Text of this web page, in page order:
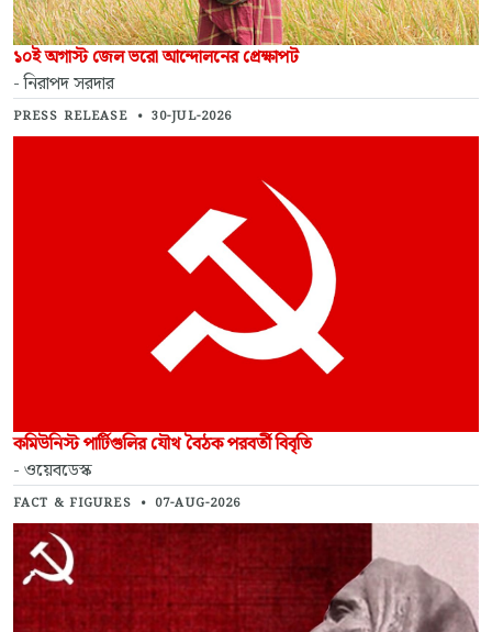
১০ই অগাস্ট জেল ভরো আন্দোলনের প্রেক্ষাপট
- নিরাপদ সরদার
PRESS RELEASE • 30-JUL-2026
কমিউনিস্ট পার্টিগুলির যৌথ বৈঠক পরবর্তী বিবৃতি
- ওয়েবডেস্ক
FACT & FIGURES • 07-AUG-2026